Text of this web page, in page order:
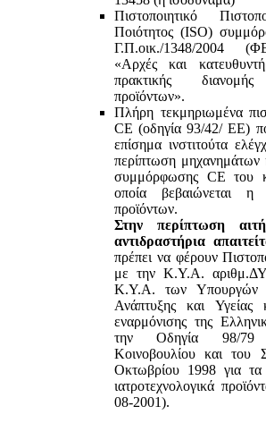
Πιστοποιητικό
Ποιότητος (ISO)
Γ.Π.οικ./1348/2004
«Αρχές και
πρακτικής διανομής
προϊόντων».
Πλήρη τεκμηριωμένα
CE (οδηγία 93/42/ ΕΕ)
επίσημα ινστιτούτα
περίπτωση μηχανημάτων
συμμόρφωσης CE του
οποία βεβαιώνεται η
προϊόντων.
Στην περίπτωση
αντιδραστήρια
πρέπει να φέρουν
με την Κ.Υ.Α.
Κ.Υ.Α. των Υπουργών
Ανάπτυξης και Υγείας
εναρμόνισης της
την Οδηγία 98/79
Κοινοβουλίου και του
Οκτωβρίου 1998 για
ιατροτεχνολογικά
08-2001).